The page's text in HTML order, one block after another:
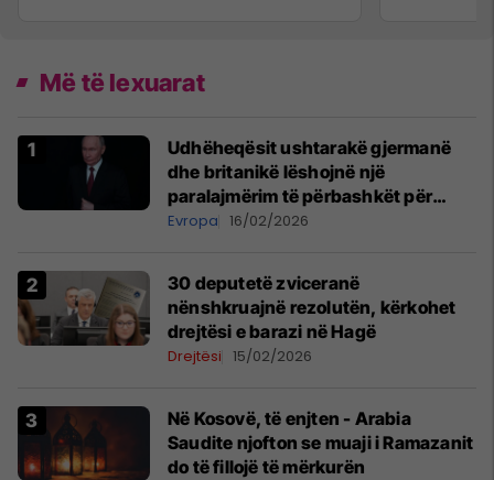
Më të lexuarat
Udhëheqësit ushtarakë gjermanë
dhe britanikë lëshojnë një
paralajmërim të përbashkët për
rrezikun e mundshëm rus
Evropa 16/02/2026
30 deputetë zviceranë
nënshkruajnë rezolutën, kërkohet
drejtësi e barazi në Hagë
Drejtësi 15/02/2026
Në Kosovë, të enjten - Arabia
Saudite njofton se muaji i Ramazanit
do të fillojë të mërkurën